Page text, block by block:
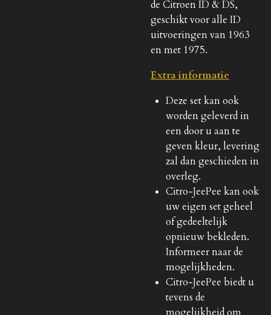
de Citroen ID & DS,
geschikt voor alle ID
uitvoeringen van 1963
en met 1975.
Extra informatie
Deze set kan ook
worden geleverd in
een door u aan te
geven kleur, levering
zal dan geschieden in
overleg.
Citro-JeePee kan ook
uw eigen set geheel
of gedeeltelijk
opnieuw bekleden.
Informeer naar de
mogelijkheden.
Citro-JeePee biedt u
tevens de
mogelijkheid om